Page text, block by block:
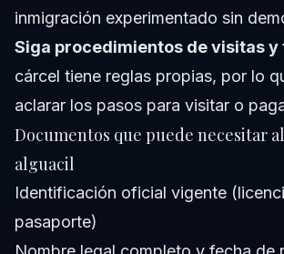
inmigración experimentado sin
Siga procedimientos de visitas y
cárcel tiene reglas propias, por lo
aclarar los pasos para visitar o
Documentos que puede necesitar
alguacil
Identificación oficial vigente
pasaporte)